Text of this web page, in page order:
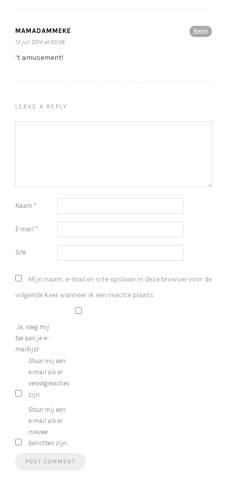
Reply
MAMADAMMEKE
12 juli 2014 at 03:08
‘t amusement!
LEAVE A REPLY
Naam *
E-mail *
Site
Mijn naam, e-mail en site opslaan in deze browser voor de
volgende keer wanneer ik een reactie plaats.
Ja, voeg mij
toe aan je e-
maillijst
Stuur mij een
e-mail als er
vervolgreacties
zijn.
Stuur mij een
e-mail als er
nieuwe
berichten zijn.